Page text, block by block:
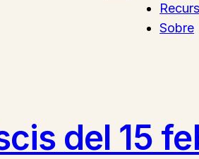
Sobre
del 15